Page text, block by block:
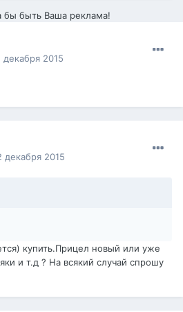
бы быть Ваша реклама!
декабря 2015
декабря 2015
купить.Прицел новый или уже
и т.д ? На всякий случай спрошу